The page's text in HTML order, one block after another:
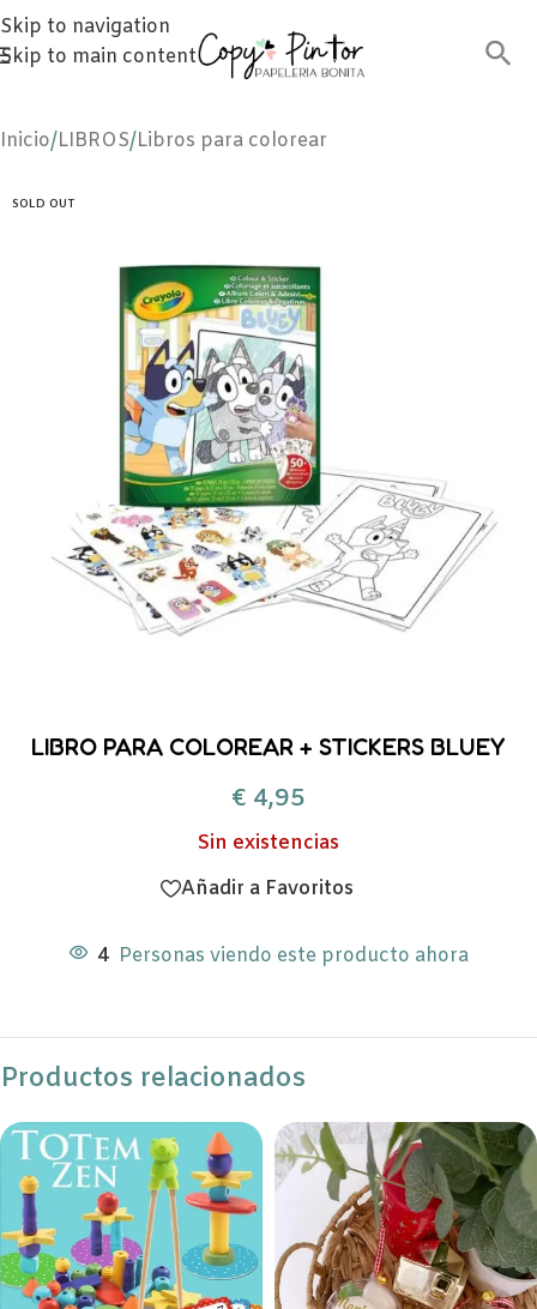
Skip to navigation
Skip to main content
Inicio/LIBROS/Libros para colorear
SOLD OUT
LIBRO PARA COLOREAR + STICKERS BLUEY
€ 4,95
Sin existencias
Añadir a Favoritos
4 Personas viendo este producto ahora
Productos relacionados